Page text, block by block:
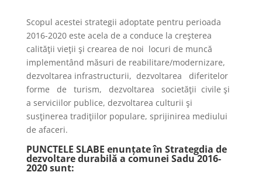
Scopul acestei strategii adoptate pentru perioada
2016-2020 este acela de a conduce la creşterea
calităţii vieţii şi crearea de noi locuri de muncă
implementând măsuri de reabilitare/modernizare,
dezvoltarea infrastructurii, dezvoltarea diferitelor
forme de turism, dezvoltarea societăţii civile şi
a serviciilor publice, dezvoltarea culturii şi
susţinerea tradiţiilor populare, sprijinirea mediului
de afaceri.
PUNCTELE SLABE enunțate în Strategdia de
dezvoltare durabilă a comunei Sadu 2016-
2020 sunt: